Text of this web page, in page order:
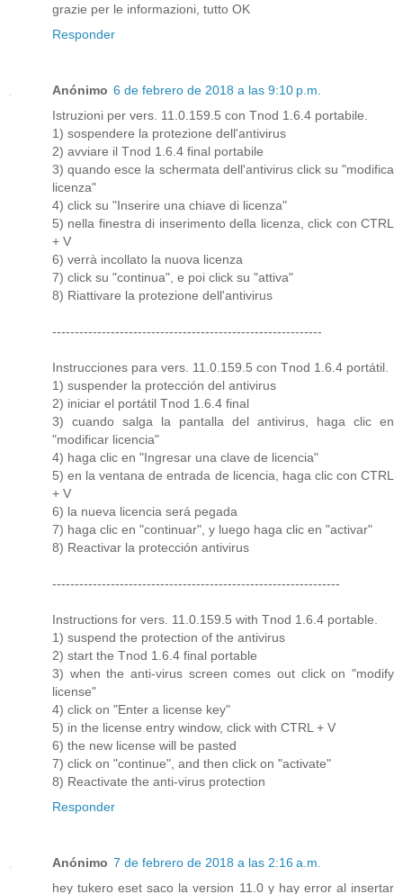
grazie per le informazioni, tutto OK
Responder
Anónimo 6 de febrero de 2018 a las 9:10 p.m.
Istruzioni per vers. 11.0.159.5 con Tnod 1.6.4 portabile.
1) sospendere la protezione dell'antivirus
2) avviare il Tnod 1.6.4 final portabile
3) quando esce la schermata dell'antivirus click su "modifica
licenza"
4) click su "Inserire una chiave di licenza"
5) nella finestra di inserimento della licenza, click con CTRL
+ V
6) verrà incollato la nuova licenza
7) click su "continua", e poi click su "attiva"
8) Riattivare la protezione dell'antivirus
------------------------------------------------------------
Instrucciones para vers. 11.0.159.5 con Tnod 1.6.4 portátil.
1) suspender la protección del antivirus
2) iniciar el portátil Tnod 1.6.4 final
3) cuando salga la pantalla del antivirus, haga clic en
"modificar licencia"
4) haga clic en "Ingresar una clave de licencia"
5) en la ventana de entrada de licencia, haga clic con CTRL
+ V
6) la nueva licencia será pegada
7) haga clic en "continuar", y luego haga clic en "activar"
8) Reactivar la protección antivirus
----------------------------------------------------------------
Instructions for vers. 11.0.159.5 with Tnod 1.6.4 portable.
1) suspend the protection of the antivirus
2) start the Tnod 1.6.4 final portable
3) when the anti-virus screen comes out click on "modify
license"
4) click on "Enter a license key"
5) in the license entry window, click with CTRL + V
6) the new license will be pasted
7) click on "continue", and then click on "activate"
8) Reactivate the anti-virus protection
Responder
Anónimo 7 de febrero de 2018 a las 2:16 a.m.
hey tukero eset saco la version 11.0 y hay error al insertar